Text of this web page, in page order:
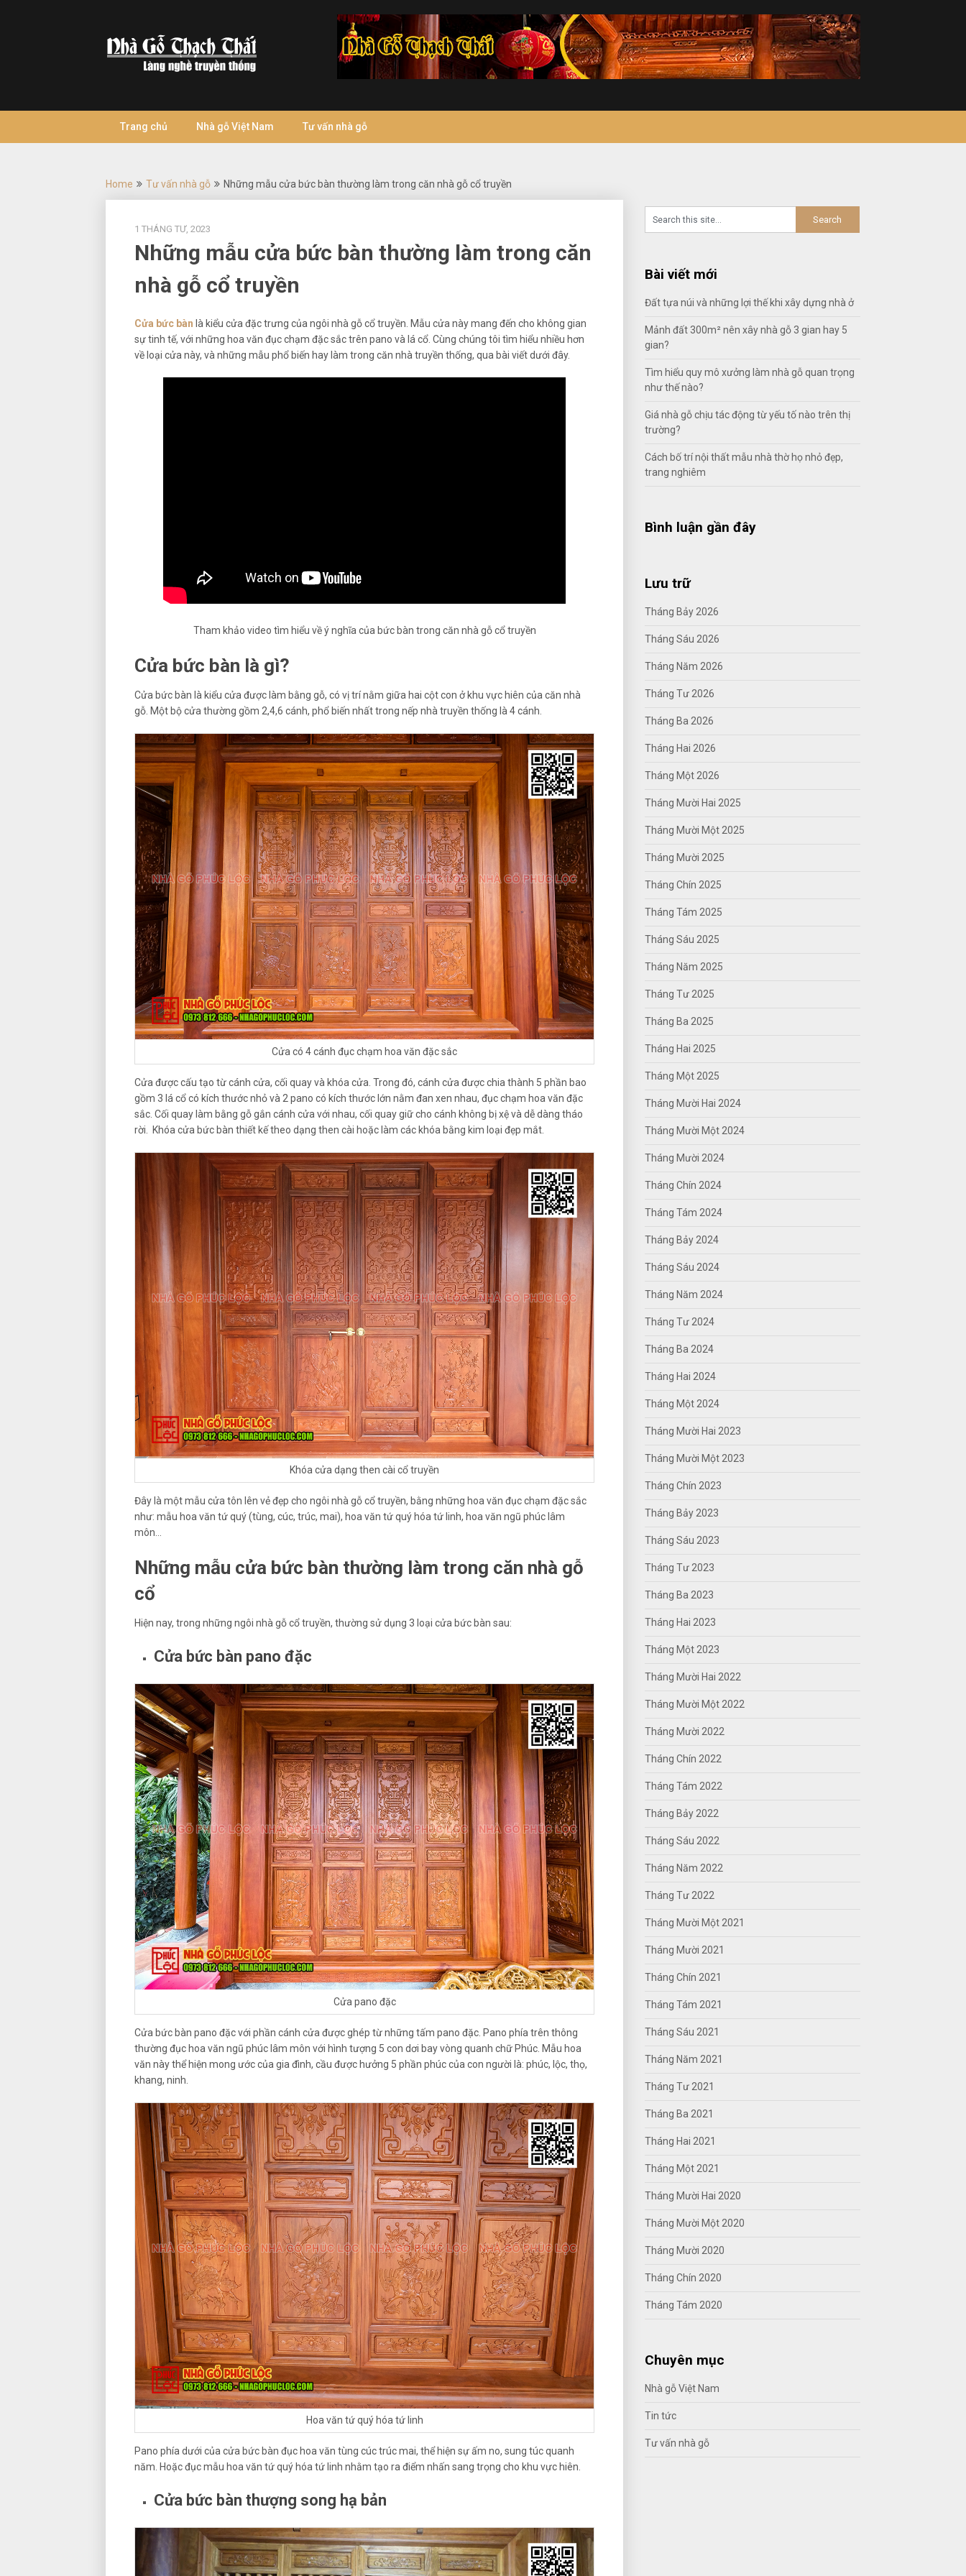
Trang chủ Nhà gỗ Việt Nam Tư vấn nhà gỗ
Home Tư vấn nhà gỗ Những mẫu cửa bức bàn thường làm trong căn nhà gỗ cổ truyền
1 THÁNG TƯ, 2023
Những mẫu cửa bức bàn thường làm trong căn
nhà gỗ cổ truyền
Cửa bức bàn là kiểu cửa đặc trưng của ngôi nhà gỗ cổ truyền. Mẫu cửa này mang đến cho không gian
sự tinh tế, với những hoa văn đục chạm đặc sắc trên pano và lá cổ. Cùng chúng tôi tìm hiểu nhiều hơn
về loại cửa này, và những mẫu phổ biến hay làm trong căn nhà truyền thống, qua bài viết dưới đây.
Tham khảo video tìm hiểu về ý nghĩa của bức bàn trong căn nhà gỗ cổ truyền
Cửa bức bàn là gì?
Cửa bức bàn là kiểu cửa được làm bằng gỗ, có vị trí nằm giữa hai cột con ở khu vực hiên của căn nhà
gỗ. Một bộ cửa thường gồm 2,4,6 cánh, phổ biến nhất trong nếp nhà truyền thống là 4 cánh.
Cửa có 4 cánh đục chạm hoa văn đặc sắc
Cửa được cấu tạo từ cánh cửa, cối quay và khóa cửa. Trong đó, cánh cửa được chia thành 5 phần bao
gồm 3 lá cổ có kích thước nhỏ và 2 pano có kích thước lớn nằm đan xen nhau, đục chạm hoa văn đặc
sắc. Cối quay làm bằng gỗ gắn cánh cửa với nhau, cối quay giữ cho cánh không bị xệ và dễ dàng tháo
rời. Khóa cửa bức bàn thiết kế theo dạng then cài hoặc làm các khóa bằng kim loại đẹp mắt.
Khóa cửa dạng then cài cổ truyền
Đây là một mẫu cửa tôn lên vẻ đẹp cho ngôi nhà gỗ cổ truyền, bằng những hoa văn đục chạm đặc sắc
như: mẫu hoa văn tứ quý (tùng, cúc, trúc, mai), hoa văn tứ quý hóa tứ linh, hoa văn ngũ phúc lâm
môn…
Những mẫu cửa bức bàn thường làm trong căn nhà gỗ
cổ
Hiện nay, trong những ngôi nhà gỗ cổ truyền, thường sử dụng 3 loại cửa bức bàn sau:
Cửa bức bàn pano đặc
Cửa pano đặc
Cửa bức bàn pano đặc với phần cánh cửa được ghép từ những tấm pano đặc. Pano phía trên thông
thường đục hoa văn ngũ phúc lâm môn với hình tượng 5 con dơi bay vòng quanh chữ Phúc. Mẫu hoa
văn này thể hiện mong ước của gia đình, cầu được hưởng 5 phần phúc của con người là: phúc, lộc, thọ,
khang, ninh.
Hoa văn tứ quý hóa tứ linh
Pano phía dưới của cửa bức bàn đục hoa văn tùng cúc trúc mai, thể hiện sự ấm no, sung túc quanh
năm. Hoặc đục mẫu hoa văn tứ quý hóa tứ linh nhằm tạo ra điểm nhấn sang trọng cho khu vực hiên.
Cửa bức bàn thượng song hạ bản
Bài viết mới
Đất tựa núi và những lợi thế khi xây dựng nhà ở
Mảnh đất 300m² nên xây nhà gỗ 3 gian hay 5
gian?
Tìm hiểu quy mô xưởng làm nhà gỗ quan trọng
như thế nào?
Giá nhà gỗ chịu tác động từ yếu tố nào trên thị
trường?
Cách bố trí nội thất mẫu nhà thờ họ nhỏ đẹp,
trang nghiêm
Bình luận gần đây
Lưu trữ
Tháng Bảy 2026
Tháng Sáu 2026
Tháng Năm 2026
Tháng Tư 2026
Tháng Ba 2026
Tháng Hai 2026
Tháng Một 2026
Tháng Mười Hai 2025
Tháng Mười Một 2025
Tháng Mười 2025
Tháng Chín 2025
Tháng Tám 2025
Tháng Sáu 2025
Tháng Năm 2025
Tháng Tư 2025
Tháng Ba 2025
Tháng Hai 2025
Tháng Một 2025
Tháng Mười Hai 2024
Tháng Mười Một 2024
Tháng Mười 2024
Tháng Chín 2024
Tháng Tám 2024
Tháng Bảy 2024
Tháng Sáu 2024
Tháng Năm 2024
Tháng Tư 2024
Tháng Ba 2024
Tháng Hai 2024
Tháng Một 2024
Tháng Mười Hai 2023
Tháng Mười Một 2023
Tháng Chín 2023
Tháng Bảy 2023
Tháng Sáu 2023
Tháng Tư 2023
Tháng Ba 2023
Tháng Hai 2023
Tháng Một 2023
Tháng Mười Hai 2022
Tháng Mười Một 2022
Tháng Mười 2022
Tháng Chín 2022
Tháng Tám 2022
Tháng Bảy 2022
Tháng Sáu 2022
Tháng Năm 2022
Tháng Tư 2022
Tháng Mười Một 2021
Tháng Mười 2021
Tháng Chín 2021
Tháng Tám 2021
Tháng Sáu 2021
Tháng Năm 2021
Tháng Tư 2021
Tháng Ba 2021
Tháng Hai 2021
Tháng Một 2021
Tháng Mười Hai 2020
Tháng Mười Một 2020
Tháng Mười 2020
Tháng Chín 2020
Tháng Tám 2020
Chuyên mục
Nhà gỗ Việt Nam
Tin tức
Tư vấn nhà gỗ